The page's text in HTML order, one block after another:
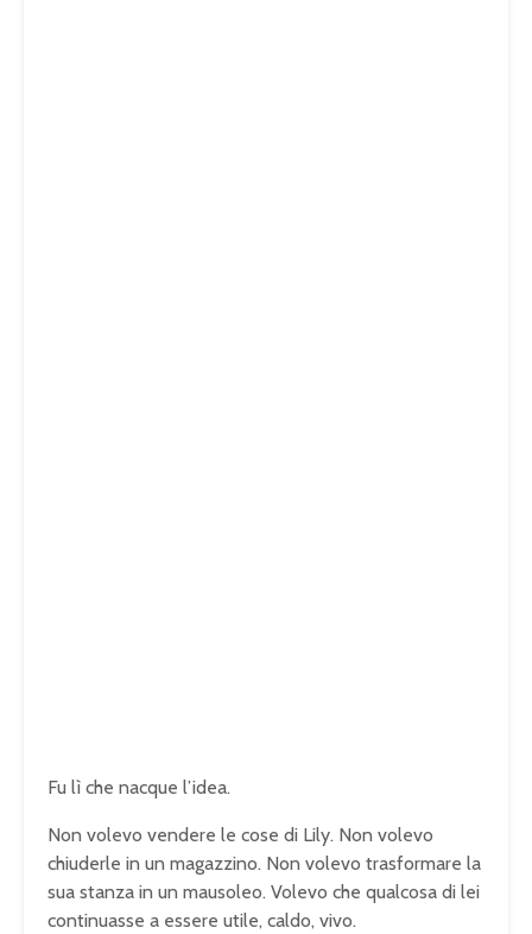
Fu lì che nacque l’idea.
Non volevo vendere le cose di Lily. Non volevo
chiuderle in un magazzino. Non volevo trasformare la
sua stanza in un mausoleo. Volevo che qualcosa di lei
continuasse a essere utile, caldo, vivo.